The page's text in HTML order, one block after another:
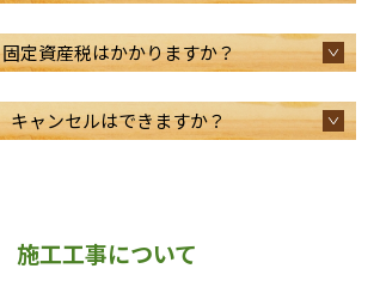
固定資産税はかかりますか？
キャンセルはできますか？
施工工事について